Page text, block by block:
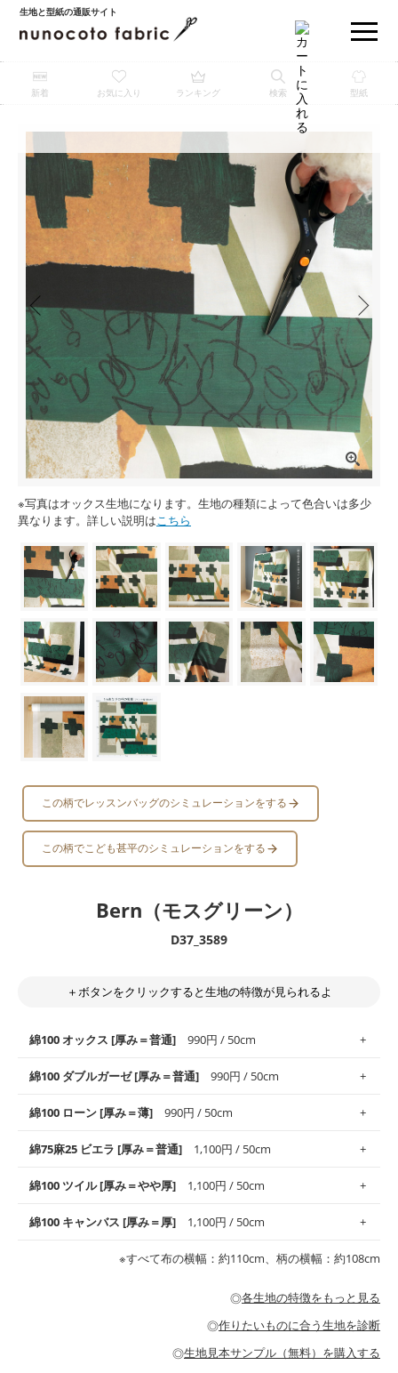
生地と型紙の通販サイト
新着 お気に入り ランキング 検索 型紙
※写真はオックス生地になります。生地の種類によって色合いは多少
異なります。詳しい説明はこちら
この柄でレッスンバッグのシミュレーションをする
この柄でこども甚平のシミュレーションをする
Bern（モスグリーン）
D37_3589
＋ボタンをクリックすると生地の特徴が見られるよ
綿100 オックス [厚み＝普通] 990円 / 50cm
使いやすさNo.1！しなやかさと適度な張りを併せ持ち、通気性の
高さがオックス生地の特徴です。当サイトのオックス生地は、
般にお使いいただけます。
※レッスンバッグ、上履き袋などの通園通学グッズにはツイル生
・布団カバーなどの寝具、カーテン
綿100 ダブルガーゼ [厚み＝普通] 990円 / 50cm
柔らかくふんわりとした肌触りが特徴です。ベビー用品やハンカ
チなど直接肌に触れるアイテムに最適です。高い吸湿性・通気性
す。
・スタイ、おくるみなどのベビーグッズ
・ブラウス、チュニック、ワンピースなどの洋服
・パジャマなどの寝具
綿100 ローン [厚み＝薄] 990円 / 50cm
上質で薄手の平織りの生地です。軽やかさとなめらかな手触りの
良さが魅力。透け感があるので、涼しげなトップスなどに最適で
・ブラウス、シャツ、チュニックなどのトップス
綿75麻25 ビエラ [厚み＝普通] 1,100円 / 50cm
コットン75％リネン25％の当店のビエラ生地は、オックス生地よ
りもふんわりとした柔らかい質感と適度な落ち感を感じられるの
綿100 ツイル [厚み＝やや厚] 1,100円 / 50cm
綾織りの生地です。しっかりとした張りと厚みがありながらも柔
らかいのが特徴です。生地の厚みは中厚手です。1枚でも透け感
・レッスンバッグ、上履き袋などの通園通学グッズ
・カーテン、エプロン、テーブルクロスなどの暮らしのアイテム
・パンツ、タックスカートなどのボトムス
綿100 キャンバス [厚み＝厚] 1,100円 / 50cm
当店のキャンバス生地は、11号帆布相当の厚みです。 丈夫で高い
耐久性があります。トートバッグ・ポーチ・ペンケースなどの布
小物、インテリア用品に向いています。
※すべて布の横幅：約110cm、柄の横幅：約108cm
◎各生地の特徴をもっと見る
◎作りたいものに合う生地を診断
◎生地見本サンプル（無料）を購入する